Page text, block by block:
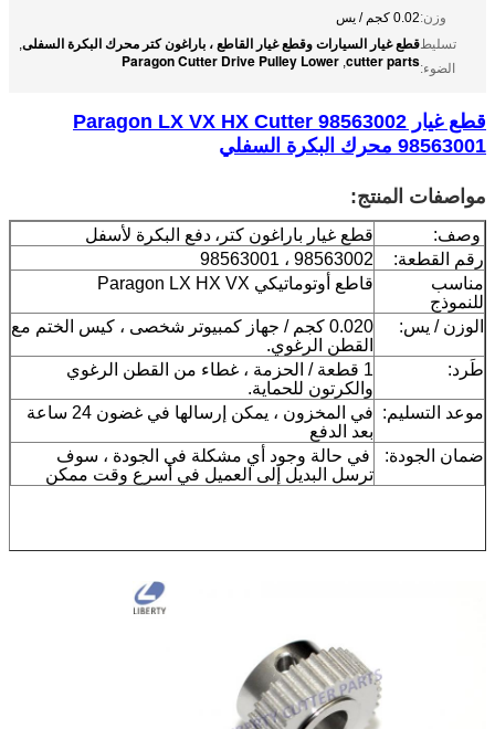
وزن:0.02 كجم / يس
تسليط
الضوء:
قطع غيار السيارات وقطع غيار القاطع ، باراغون كتر محرك البكرة السفلى,
cutter parts
,
Paragon Cutter Drive Pulley Lower
قطع غيار Paragon LX VX HX Cutter 98563002
98563001 محرك البكرة السفلي
مواصفات المنتج:
وصف: قطع غيار باراغون كتر، دفع البكرة لأسفل
رقم القطعة:
98563002 ، 98563001
مناسب
للنموذج
قاطع أوتوماتيكي Paragon LX HX VX
الوزن / يس:
0.020 كجم / جهاز كمبيوتر شخصى ، كيس الختم مع
القطن الرغوي.
طَرد:
1 قطعة / الحزمة ، غطاء من القطن الرغوي
والكرتون للحماية.
موعد التسليم:
في المخزون ، يمكن إرسالها في غضون 24 ساعة
بعد الدفع
ضمان الجودة:
في حالة وجود أي مشكلة في الجودة ، سوف
ترسل البديل إلى العميل في أسرع وقت ممكن